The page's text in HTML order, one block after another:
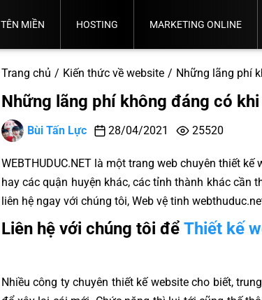
TÊN MIỀN
Giá
Tên
Đăng
Ký
Miền.
Nghĩa
Tên
Chọn
Miền
Hợp
Thuận
Tên
Quốc
Tế
Định
Dụng
Miền
VN
HOSTING
Giá
Email
Sever
Up
Dữ
Liệu.
Tư Vấn
Hosting
Hợp
MARKETING ONLINE
Marketing
Tổng Thể
Email
Marketing
Trị
Quản Trị
Fanpage
Tin
Truyền
Thống
Google
Banner
Trang chủ Kiến thức về website Những lãng phí
Những lãng phí không đáng có
Bùi Tấn Lực 28/04/2021 25520
WEBTHUDUC.NET là một trang web chuyên thiết
hay các quận huyện khác, các tỉnh thành khác cần
liên hệ ngay với chúng tôi, Web vệ tinh
Liên hệ với chúng tôi để Thiết kế
Nhiều công ty chuyên thiết kế website cho biết,